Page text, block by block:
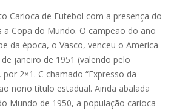
Carioca de Futebol com a presença do
a Copa do Mundo. O campeão do ano
da época, o Vasco, venceu o America
janeiro de 1951 (valendo pelo
2×1. C chamado “Expresso da
nono título estadual. Ainda abalada
Mundo de 1950, a população carioca